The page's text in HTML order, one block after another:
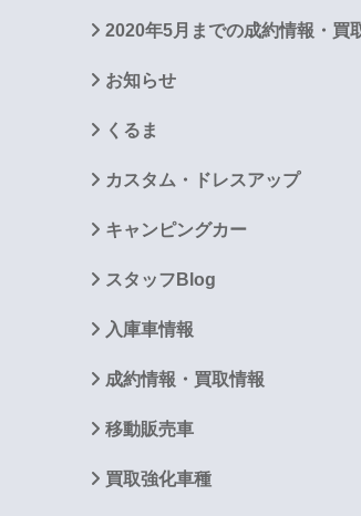
2020年5月までの成約情報・買
お知らせ
くるま
カスタム・ドレスアップ
キャンピングカー
スタッフBlog
入庫車情報
成約情報・買取情報
移動販売車
買取強化車種